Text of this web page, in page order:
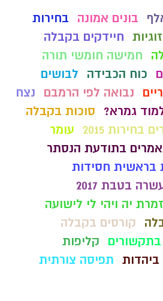
בונים אמונה
בחירות
זוגיות חיידקים בקבלה
חמישה חומשי תורה
כוח הכבידה
לבושים
נבואה לפי הרמבם
נצח
גמרא?
סוכות בקבלה
2015
עומר
בתודעת הנסתר
בראשית חסידות
בטבת 2017
יה ויהי לי לישועה
קורסים בקבלה
בתקשורים
קליפות
תפיסה צורתית